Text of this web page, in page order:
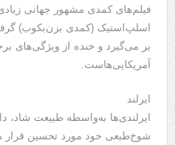
فیلم‌های کمدی مشهور جهانی
اسلپ‌استیک (کمدی بزن‌بکوب)
بر می‌گیرد و خنده از ویژگی‌های
آمریکایی‌هاست.
ایرلند
ایرلندی‌ها به‌واسطه طبیعت
شوخ‌طبعی خود مورد تحسین قرار